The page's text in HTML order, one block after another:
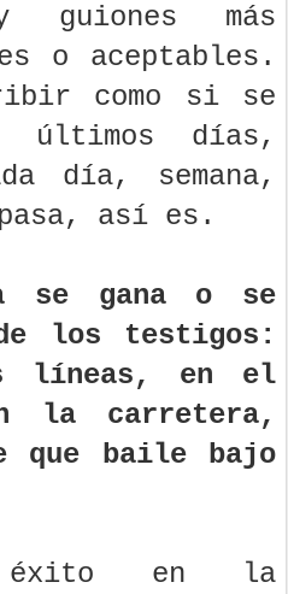
más
o aceptables.
como si se
últimos días,
día, semana,
así es.
se gana o se
los testigos:
líneas, en el
la carretera,
que baile bajo
éxito en la